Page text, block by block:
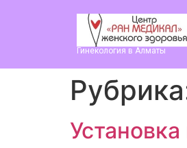
Гинекология в Алматы